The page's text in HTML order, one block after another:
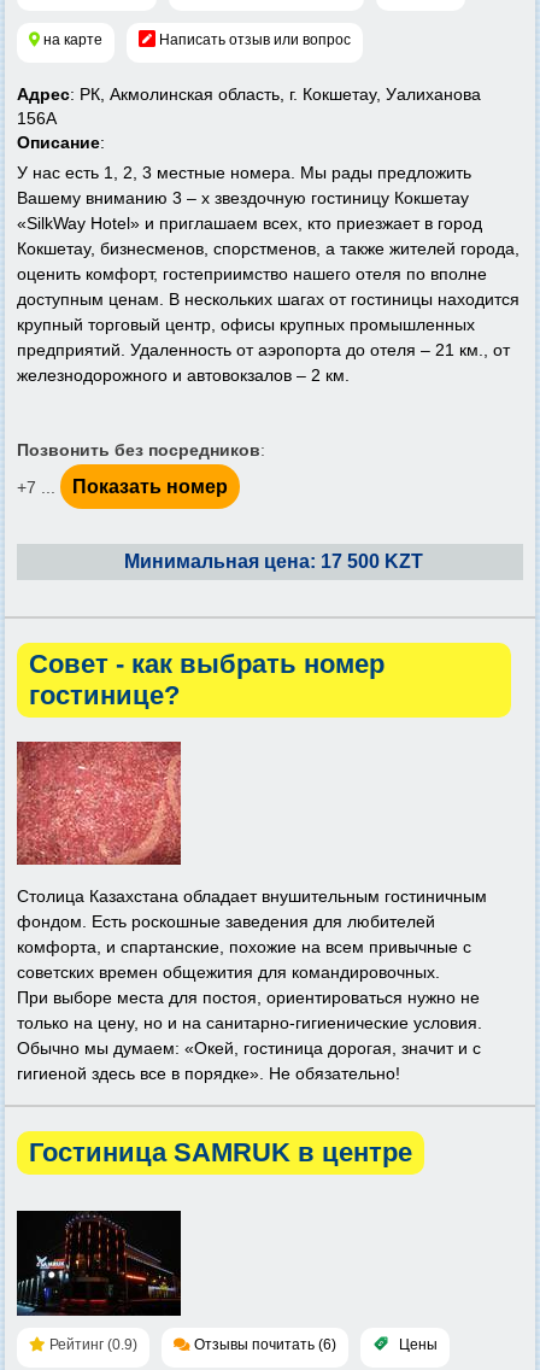
на карте Написать отзыв или вопрос
Адрес: РК, Акмолинская область, г. Кокшетау, Уалиханова
156А
Описание:
У нас есть 1, 2, 3 местные номера. Мы рады предложить
Вашему вниманию 3 – х звездочную гостиницу Кокшетау
«SilkWay Hotel» и приглашаем всех, кто приезжает в город
Кокшетау, бизнесменов, спорстменов, а также жителей города,
оценить комфорт, гостеприимство нашего отеля по вполне
доступным ценам. В нескольких шагах от гостиницы находится
крупный торговый центр, офисы крупных промышленных
предприятий. Удаленность от аэропорта до отеля – 21 км., от
железнодорожного и автовокзалов – 2 км.
Позвонить без посредников:
+7 ...
Показать номер
Минимальная цена: 17 500 KZT
Совет - как выбрать номер
гостинице?
Столица Казахстана обладает внушительным гостиничным
фондом. Есть роскошные заведения для любителей
комфорта, и спартанские, похожие на всем привычные с
советских времен общежития для командировочных.
При выборе места для постоя, ориентироваться нужно не
только на цену, но и на санитарно-гигиенические условия.
Обычно мы думаем: «Окей, гостиница дорогая, значит и с
гигиеной здесь все в порядке». Не обязательно!
Гостиница SAMRUK в центре
Рейтинг (0.9) Отзывы почитать (6) Цены